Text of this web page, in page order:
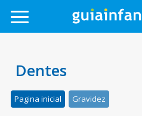
Dentes
Pagina inicial Gravidez